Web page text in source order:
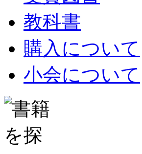
教科書
購入について
小会について